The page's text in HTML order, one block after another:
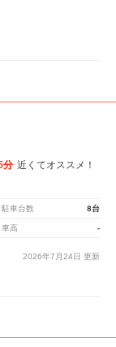
分 近くてオススメ！
駐車台数 8台
車高 -
2026年7月24日 更新